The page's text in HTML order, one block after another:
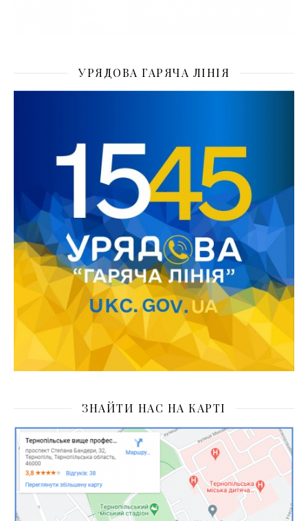
УРЯДОВА ГАРЯЧА ЛІНІЯ
ЗНАЙТИ НАС НА КАРТІ